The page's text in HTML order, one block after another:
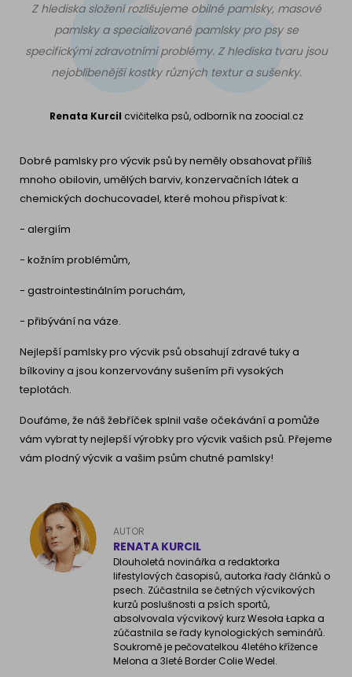
Z hlediska složení rozlišujeme obilné pamlsky, masové
pamlsky a specializované pamlsky pro psy se
specifickými zdravotními problémy. Z hlediska tvaru jsou
nejoblíbenější kostky různých textur a sušenky.
Renata Kurcil cvičitelka psů, odborník na zoocial.cz
Dobré pamlsky pro výcvik psů by neměly obsahovat příliš
mnoho obilovin, umělých barviv, konzervačních látek a
chemických dochucovadel, které mohou přispívat k:
- alergiím
- kožním problémům,
- gastrointestinálním poruchám,
- přibývání na váze.
Nejlepší pamlsky pro výcvik psů obsahují zdravé tuky a
bílkoviny a jsou konzervovány sušením při vysokých
teplotách.
Doufáme, že náš žebříček splnil vaše očekávání a pomůže
vám vybrat ty nejlepší výrobky pro výcvik vašich psů. Přejeme
vám plodný výcvik a vašim psům chutné pamlsky!
AUTOR
RENATA KURCIL
Dlouholetá novinářka a redaktorka
lifestylových časopisů, autorka řady článků o
psech. Zúčastnila se četných výcvikových
kurzů poslušnosti a psích sportů,
absolvovala výcvikový kurz Wesoła Łapka a
zúčastnila se řady kynologických seminářů.
Soukromě je pečovatelkou 4letého křížence
Melona a 3leté Border Colie Wedel.